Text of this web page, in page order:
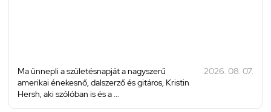
Ma ünnepli a születésnapját a nagyszerű
amerikai énekesnő, dalszerző és gitáros, Kristin
Hersh, aki szólóban is és a ...
2026. 08. 07.